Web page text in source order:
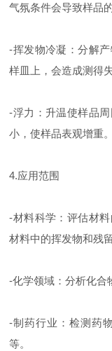
气氛条件会导致样品
-挥发物冷凝：分解
样皿上，会造成测得
-浮力：升温使样品
小，使样品表观增重。
4.应用范围
-材料科学：评估材
材料中的挥发物和残
-化学领域：分析化合
-制药行业：检测药
等。